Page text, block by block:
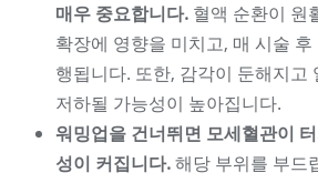
매우 중요합니다. 혈액 순환이 원
확장에 영향을 미치고, 매 시술
행됩니다. 또한, 감각이 둔해지고
저하될 가능성이 높아집니다.
워밍업을 건너뛰면 모세혈관이
성이 커집니다.해당 부위를 부드